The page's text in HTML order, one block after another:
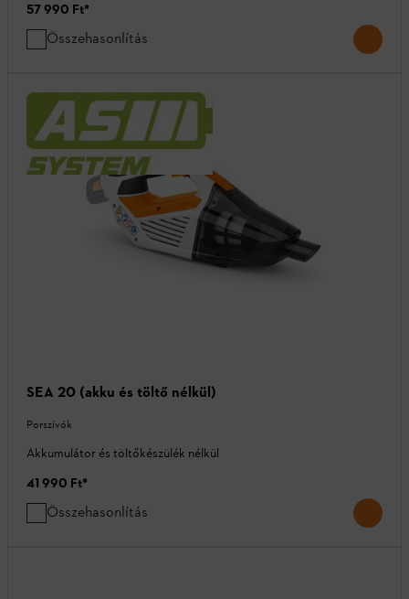
57 990 Ft*
Összehasonlítás
SEA 20 (akku és töltő nélkül)
Porszívók
Akkumulátor és töltőkészülék nélkül
41 990 Ft*
Összehasonlítás